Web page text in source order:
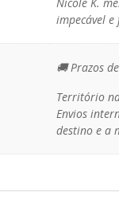
impecável e
🚚 Prazos
Território
Envios
destino e a